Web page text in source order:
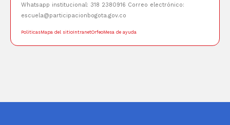
Whatsapp institucional: 318 2380916 Correo electrónico:
escuela@participacionbogota.gov.co
PoliticasMapa del sitioIntranetOrfeoMesa de ayuda